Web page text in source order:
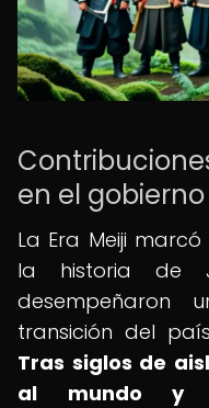
en el gobierno
La Era Meiji
la historia de
transición del
Tras siglos de
al mundo y